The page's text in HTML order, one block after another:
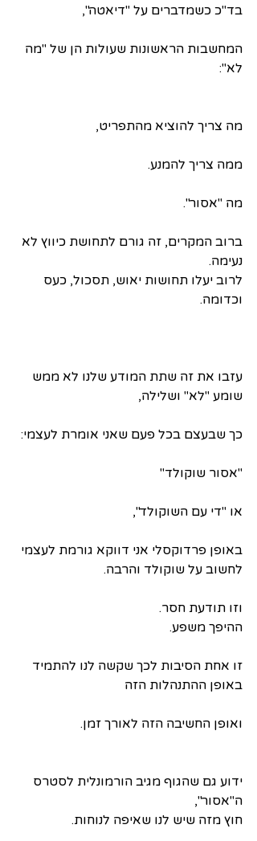
בד"כ כשמדברים על "דיאטה",
המחשבות הראשונות שעולות הן של "מה
לא":
מה צריך להוציא מהתפריט,
ממה צריך להמנע.
מה "אסור".
ברוב המקרים, זה גורם לתחושת כיווץ לא
נעימה.
לרוב יעלו תחושות יאוש, תסכול, כעס
וכדומה.
עזבו את זה שתת המודע שלנו לא ממש
שומע "לא" ושלילה,
כך שבעצם בכל פעם שאני אומרת לעצמי:
"אסור שוקולד"
או "די עם השוקולד",
באופן פרדוקסלי אני דווקא גורמת לעצמי
לחשוב על שוקולד והרבה.
וזו תודעת חסר.
ההיפך משפע.
זו אחת הסיבות לכך שקשה לנו להתמיד
באופן ההתנהלות הזה
ואופן החשיבה הזה לאורך זמן.
ידוע גם שהגוף מגיב הורמונלית לסטרס
ה"אסור",
חוץ מזה שיש לנו שאיפה לנוחות.